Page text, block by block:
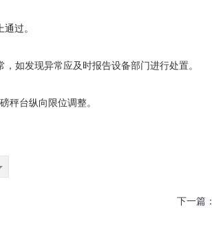
过。
如发现异常应及时报告设备部门进行处置。
秤台纵向限位调整。
下一篇：